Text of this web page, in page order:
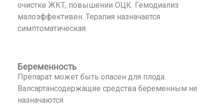
очистке ЖКТ, повышении ОЦК. Гемодиализ
малоэффективен. Терапия назначается
симптоматическая.
Беременность
Препарат может быть опасен для плода.
Валсартансодержащие средства беременным не
назначаются.